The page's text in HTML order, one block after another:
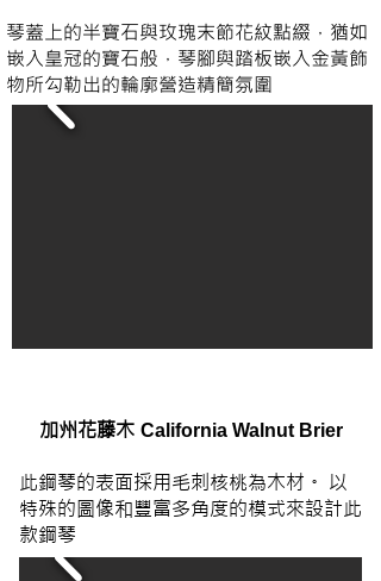
琴蓋上的半寶石與玫瑰末節花紋點綴，猶如
嵌入皇冠的寶石般，琴腳與踏板嵌入金黃飾
物所勾勒出的輪廓營造精簡氛圍
加州花藤木 California Walnut Brier
此鋼琴的表面採用毛刺核桃為木材。 以
特殊的圖像和豐富多角度的模式來設計此
款鋼琴